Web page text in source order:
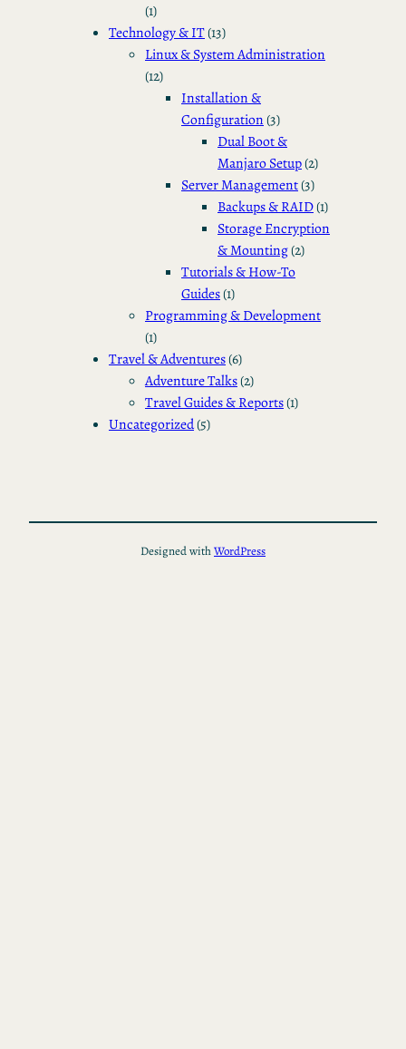
(1)
Technology & IT(13)
Linux & System Administration
(12)
Installation &
Configuration(3)
Dual Boot &
Manjaro Setup(2)
Server Management(3)
Backups & RAID(1)
Storage Encryption
& Mounting(2)
Tutorials & How-To
Guides(1)
Programming & Development
(1)
Travel & Adventures(6)
Adventure Talks(2)
Travel Guides & Reports(1)
Uncategorized(5)
Designed withWordPress